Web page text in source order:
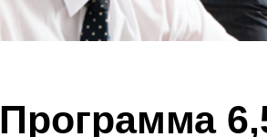
Программа